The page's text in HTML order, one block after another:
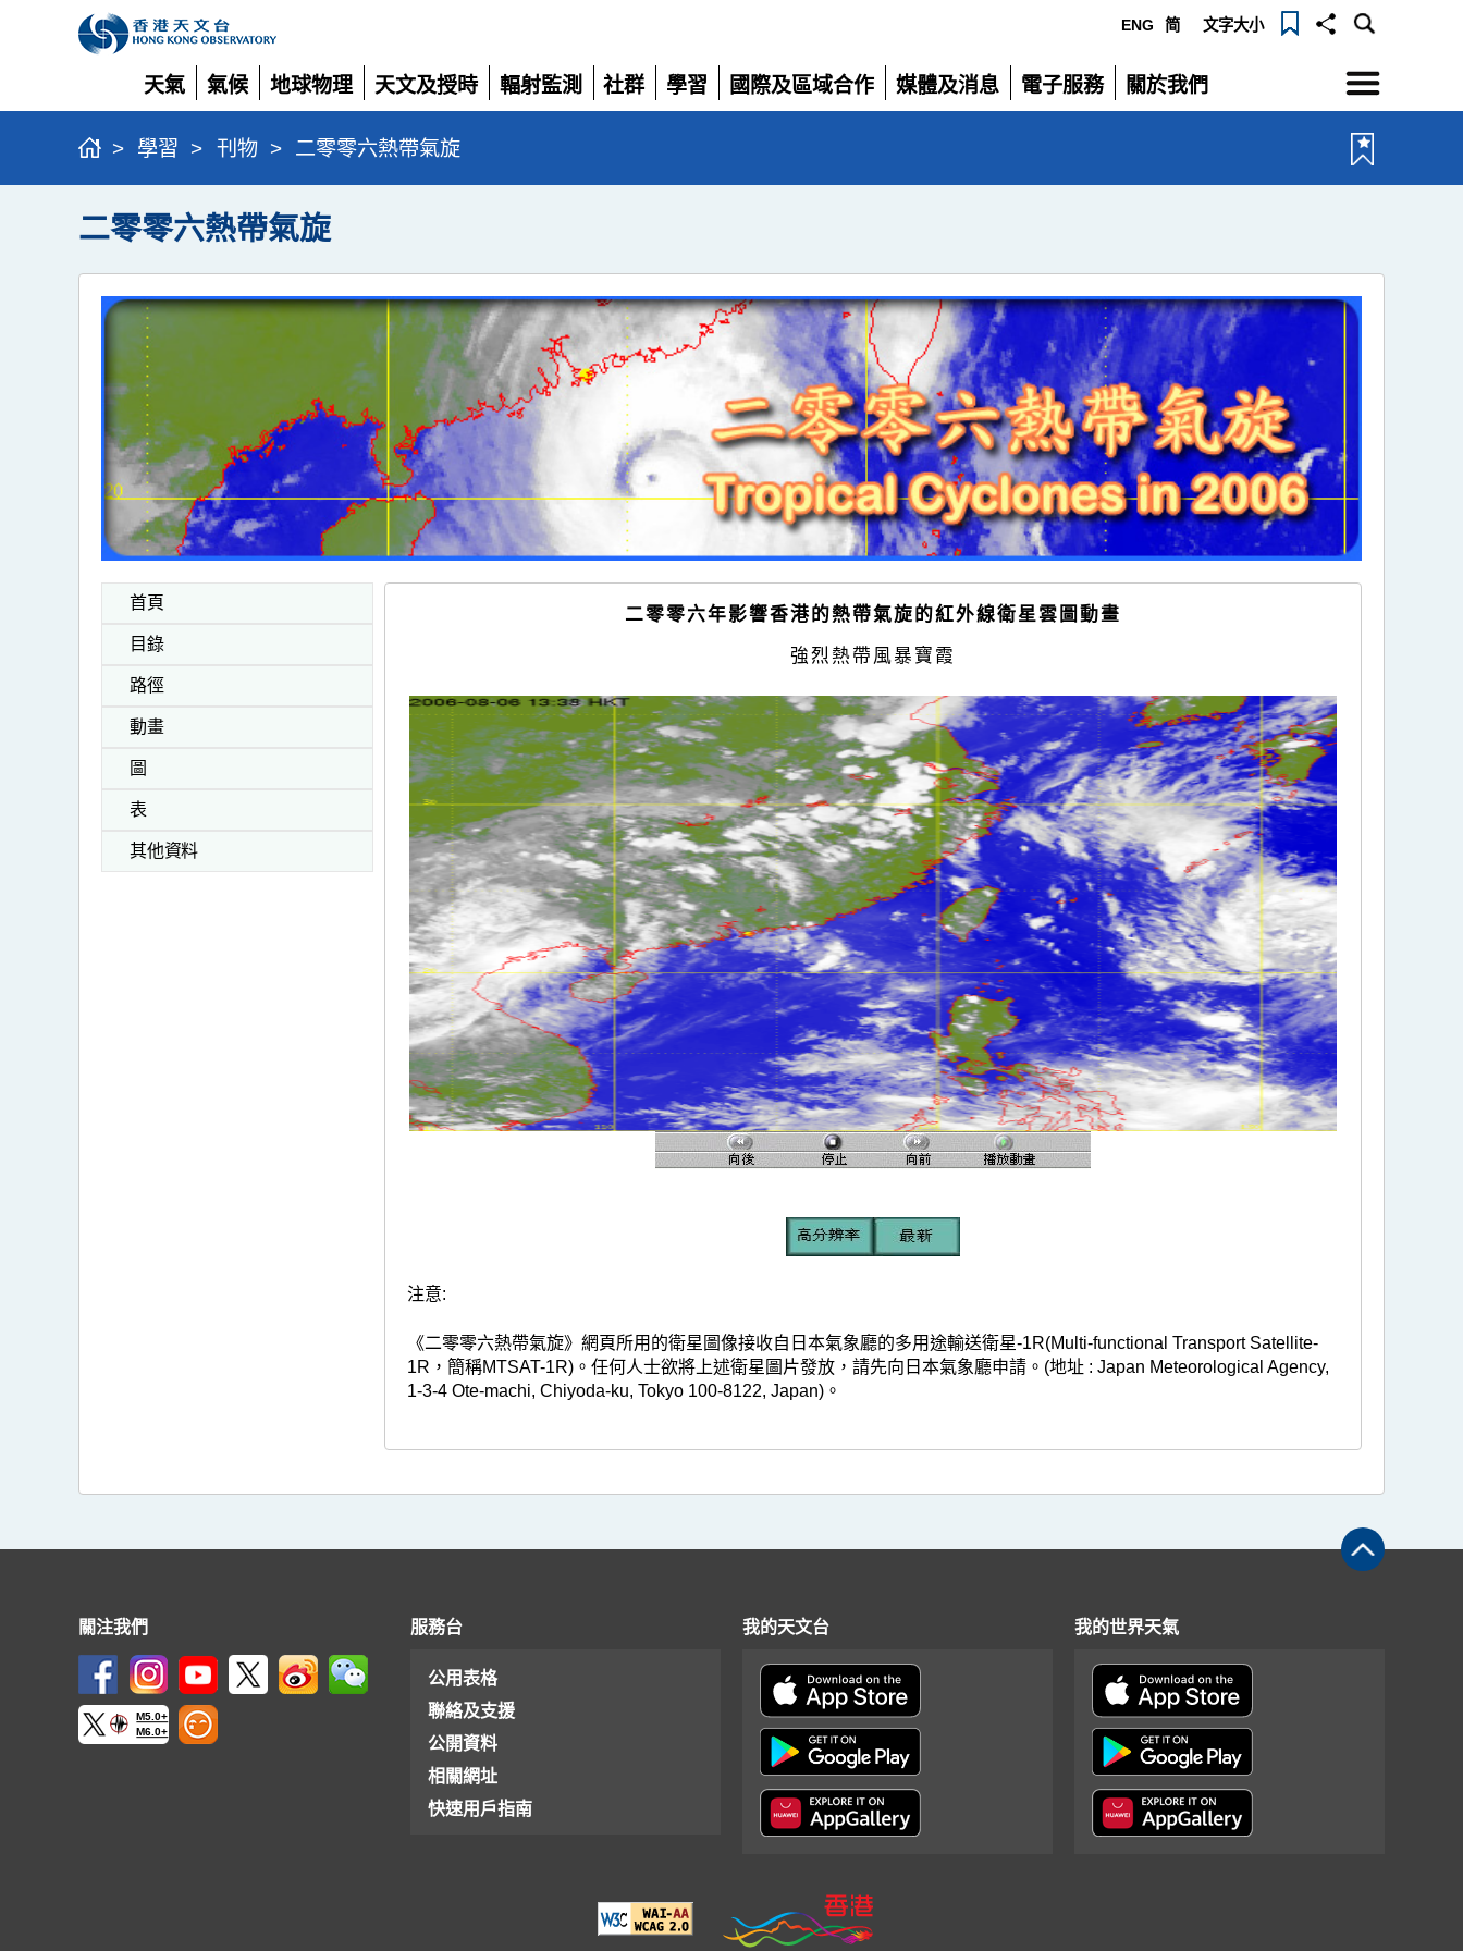
ENG 简 文字大小
天氣
展
開
氣候
展
開
地球物理
展
開
天文及授時
展
開
輻射監測
展
社群
展
學習
展
國際及區域合作
展
媒體及消息
展
電子服務
展
關於我們
展
選
單
> 學習 > 刊物 > 二零零六熱帶氣旋
二零零六熱帶氣旋
首頁
目錄
路徑
動畫
圖
表
其他資料
二零零六年影響香港的熱帶氣旋的紅外線衛星雲圖動畫
強烈熱帶風暴寶霞
注意:
《二零零六熱帶氣旋》網頁所用的衛星圖像接收自日本氣象廳的多用途輸送衛星-1R(Multi-functional Transport Satellite-
1R，簡稱MTSAT-1R)。任何人士欲將上述衛星圖片發放，請先向日本氣象廳申請。(地址 : Japan Meteorological Agency,
1-3-4 Ote-machi, Chiyoda-ku, Tokyo 100-8122, Japan)。
關注我們
M5.0+
M6.0+
服務台
公用表格
聯絡及支援
公開資料
相關網址
快速用戶指南
我的天文台 我的世界天氣